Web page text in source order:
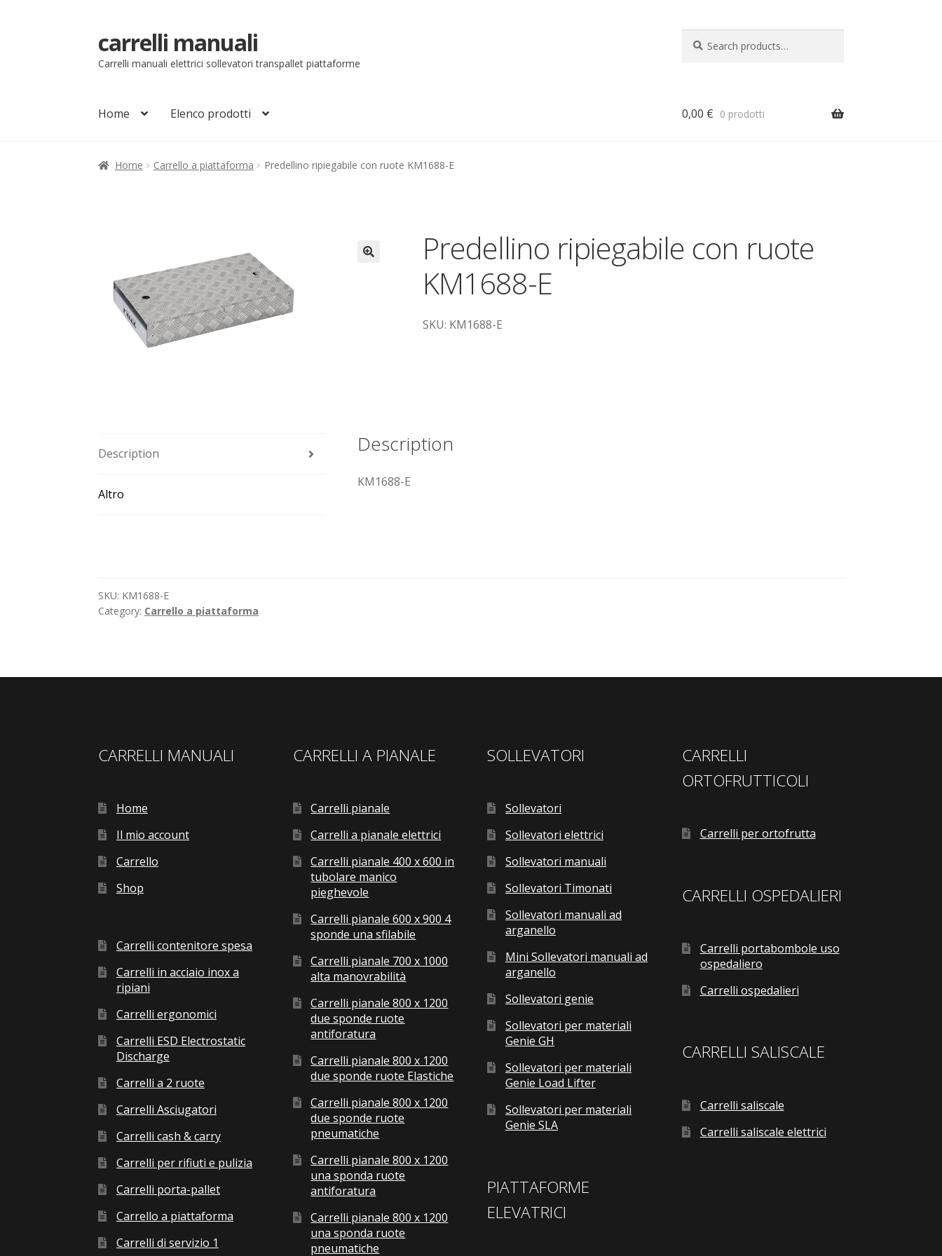
Vai
alla
navigazione
Vai
al
contenuto
carrelli manuali
Carrelli manuali elettrici sollevatori transpallet piattaforme
for:
Home Elenco prodotti
Home Carrello Chi siamo Come ordinare Come registrarsi al sitoContatti
0,00 € 0 prodotti
Home Carrello a piattaforma Predellino ripiegabile con ruote KM1688-E
Predellino ripiegabile con ruote
KM1688-E
SKU: KM1688-E
Description
Altro
Description
KM1688-E
SKU: KM1688-E
Category: Carrello a piattaforma
CARRELLI MANUALI
Home
Il mio account
Carrello
Shop
Carrelli contenitore spesa
Carrelli in acciaio inox a
ripiani
Carrelli ergonomici
Carrelli ESD Electrostatic
Discharge
Carrelli a 2 ruote
Carrelli Asciugatori
Carrelli cash & carry
Carrelli per rifiuti e pulizia
Carrelli porta-pallet
Carrello a piattaforma
Carrelli di servizio 1
CARRELLI A PIANALE
Carrelli pianale
Carrelli a pianale elettrici
Carrelli pianale 400 x 600 in
tubolare manico
pieghevole
Carrelli pianale 600 x 900 4
sponde una sfilabile
Carrelli pianale 700 x 1000
alta manovrabilità
Carrelli pianale 800 x 1200
due sponde ruote
antiforatura
Carrelli pianale 800 x 1200
due sponde ruote Elastiche
Carrelli pianale 800 x 1200
due sponde ruote
pneumatiche
Carrelli pianale 800 x 1200
una sponda ruote
antiforatura
Carrelli pianale 800 x 1200
una sponda ruote
pneumatiche
SOLLEVATORI
Sollevatori
Sollevatori elettrici
Sollevatori manuali
Sollevatori Timonati
Sollevatori manuali ad
arganello
Mini Sollevatori manuali ad
arganello
Sollevatori genie
Sollevatori per materiali
Genie GH
Sollevatori per materiali
Genie Load Lifter
Sollevatori per materiali
Genie SLA
PIATTAFORME
ELEVATRICI
CARRELLI
ORTOFRUTTICOLI
Carrelli per ortofrutta
CARRELLI OSPEDALIERI
Carrelli portabombole uso
ospedaliero
Carrelli ospedalieri
CARRELLI SALISCALE
Carrelli saliscale
Carrelli saliscale elettrici